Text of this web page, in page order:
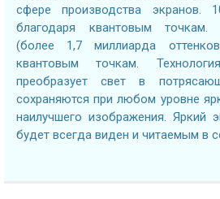
сфере производства экранов.
благодаря квантовым точкам.
(более 1,7 миллиарда
квантовым точкам.
преобразует свет в
сохраняются при любом уровне
наилучшего изображения. Яркий
будет всегда виден и читаемым в